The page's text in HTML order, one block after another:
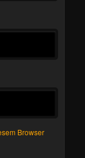
Browser